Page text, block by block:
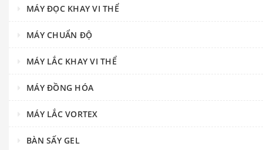
MÁY ĐỌC KHAY VI THỂ
MÁY CHUẨN ĐỘ
MÁY LẮC KHAY VI THỂ
MÁY ĐỒNG HÓA
MÁY LẮC VORTEX
BÀN SẤY GEL